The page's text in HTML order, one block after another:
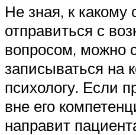
Не зная, к какому
отправиться с
вопросом, можно
записываться на
психологу. Если
вне его
направит